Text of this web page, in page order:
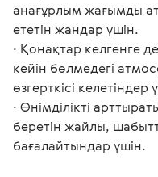
анағұрлым жағымды
ететін жандар үшін.
∙ Қонақтар келгенге
кейін бөлмедегі
өзгерткісі келетіндер
∙ Өнімділікті
беретін жайлы,
бағалайтындар үшін.